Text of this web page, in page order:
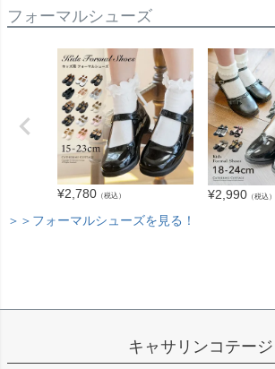
フォーマルシューズ
¥2,780 （税込） ¥2,990 （税込）
＞＞フォーマルシューズを見る！
キャサリンコテージ